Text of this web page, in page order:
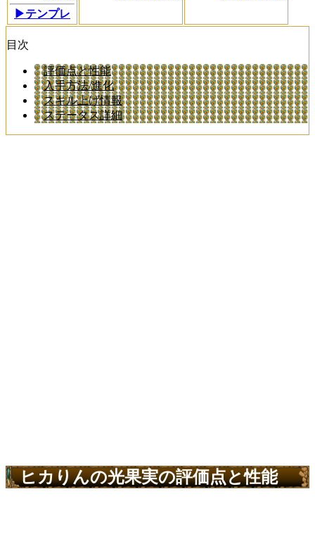
▶テンプレ
目次
評価点と性能
入手方法/進化
スキル上げ情報
ステータス詳細
ヒカりんの光果実の評価点と性能